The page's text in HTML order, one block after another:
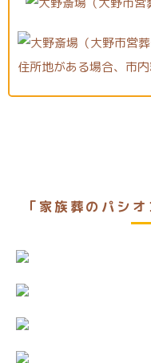
「家族葬のパシ